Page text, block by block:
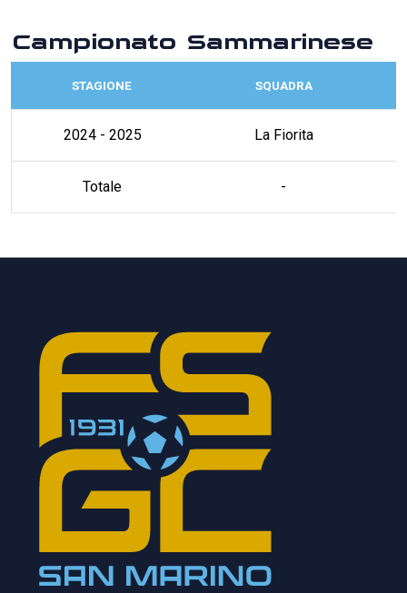
Campionato Sammarinese
STAGIONE SQUADRA
2024 - 2025 La Fiorita
Totale -